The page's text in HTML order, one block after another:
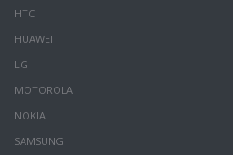
HTC
HUAWEI
LG
MOTOROLA
NOKIA
SAMSUNG